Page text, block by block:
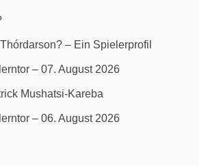
– Ein Spielerprofil
– 07. August 2026
Mushatsi-Kareba
– 06. August 2026